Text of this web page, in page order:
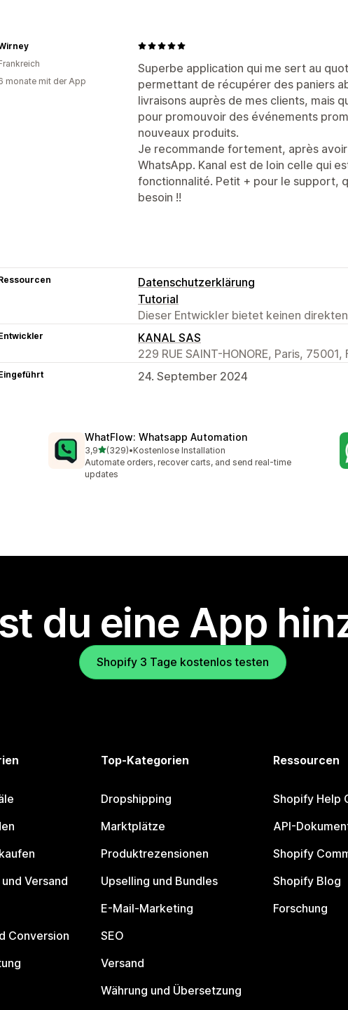
Superbe application qui me sert au
permettant de récupérer des paniers
livraisons auprès de mes clients, mais
pour promouvoir des événements
nouveaux produits.
Je recommande fortement, après
WhatsApp. Kanal est de loin celle qui
fonctionnalité. Petit + pour le support,
besoin !!
monate mit der App
Datenschutzerklärung
Tutorial
Dieser Entwickler bietet keinen
KANAL SAS
229 RUE SAINT-HONORE, Paris, 75001,
24. September 2024
WhatFlow: Whatsapp Automation
3,9von 5 Sternen
(329)
329 Rezensionen insgesamt
•Kostenlose Installation
Automate orders, recover carts, and send real-time
updates
du eine App
Shopify 3 Tage kostenlos testen
Versand
Conversion
Top-Kategorien
Dropshipping
Marktplätze
Produktrezensionen
Upselling und Bundles
E-Mail-Marketing
SEO
Versand
Währung und Übersetzung
Ressourcen
Shopify Help
API-
Shopify
Shopify Blog
Forschung